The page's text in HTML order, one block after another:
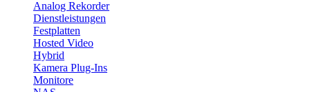
Analog Rekorder
Dienstleistungen
Festplatten
Hosted Video
Hybrid
Kamera Plug-Ins
Monitore